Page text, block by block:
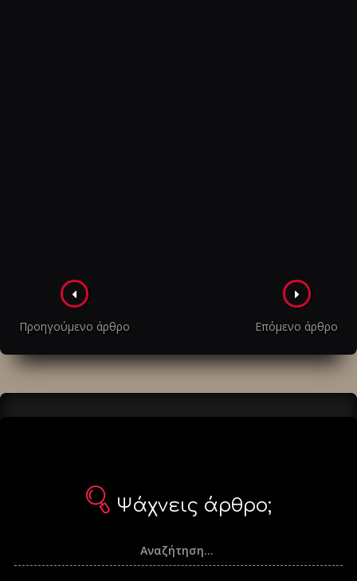
Πλοήγηση
στα
άρθρα
Προηγούμενο άρθρο Επόμενο άρθρο
Ψάχνεις άρθρο;